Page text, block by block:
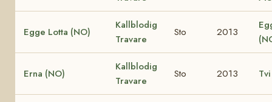
Egge Lotta (NO)
Kallblodig
Travare
Sto 2013
Erna (NO)
Kallblodig
Travare
Sto 2013